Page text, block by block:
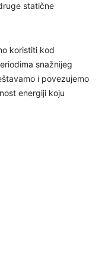
statične
koristiti kod
snažnijeg
i povezujemo
energiji koju